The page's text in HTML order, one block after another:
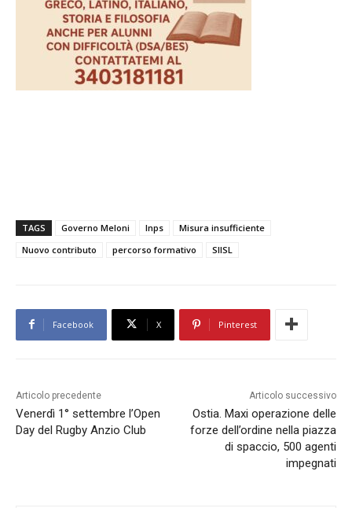
TAGS Governo Meloni Inps
Misura insufficiente
Nuovo contributo
percorso formativo SIISL
Facebook X Pinterest
Articolo precedente
Venerdì 1° settembre l’Open
Day del Rugby Anzio Club
Articolo successivo
Ostia. Maxi operazione delle
forze dell’ordine nella piazza
di spaccio, 500 agenti
impegnati